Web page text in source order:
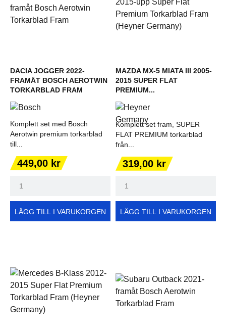
DACIA JOGGER 2022-
FRAMÅT BOSCH AEROTWIN
TORKARBLAD FRAM
Komplett set med Bosch
Aerotwin premium torkarblad
till...
Pris
449,00 kr
LÄGG TILL I VARUKORGEN
MAZDA MX-5 MIATA III 2005-
2015 SUPER FLAT
PREMIUM...
Komplett set fram, SUPER
FLAT PREMIUM torkarblad
från...
Pris
319,00 kr
LÄGG TILL I VARUKORGEN